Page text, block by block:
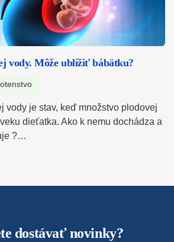
vody. Môže ublížiť bábätku?
vody je stav, keď množstvo plodovej
dieťatka. Ako k nemu dochádza a
?…
dostávať novinky?